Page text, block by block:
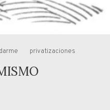
privatizaciones